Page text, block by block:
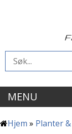
MENU
Hjem » Planter